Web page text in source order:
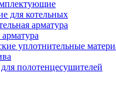
для котельных
арматура
уплотнительные
полотенцесушителей